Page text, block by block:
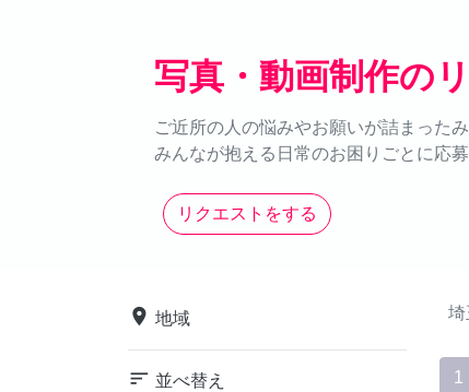
写真・動画制作の
ご近所の人の悩みやお願いが詰まった
みんなが抱える日常のお困りごとに応
リクエストをする
place 地域
sort 並べ替え
埼
1